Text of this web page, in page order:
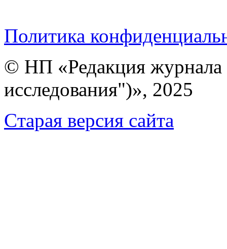
Политика
© НП «Редакция
исследования")», 2025
Cтарая версия сайта